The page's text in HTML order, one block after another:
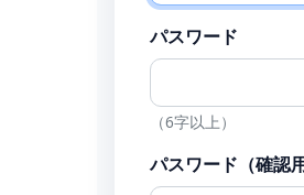
パスワード
（6字以上）
パスワード（確認用